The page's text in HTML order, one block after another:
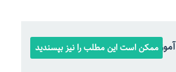
آموزش عکاسی صنعتی از مبلمان
ممکن است این مطلب را نیز بپسندید